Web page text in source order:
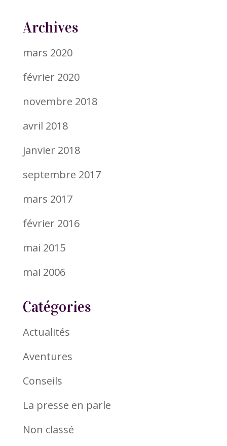
Archives
mars 2020
février 2020
novembre 2018
avril 2018
janvier 2018
septembre 2017
mars 2017
février 2016
mai 2015
mai 2006
Catégories
Actualités
Aventures
Conseils
La presse en parle
Non classé